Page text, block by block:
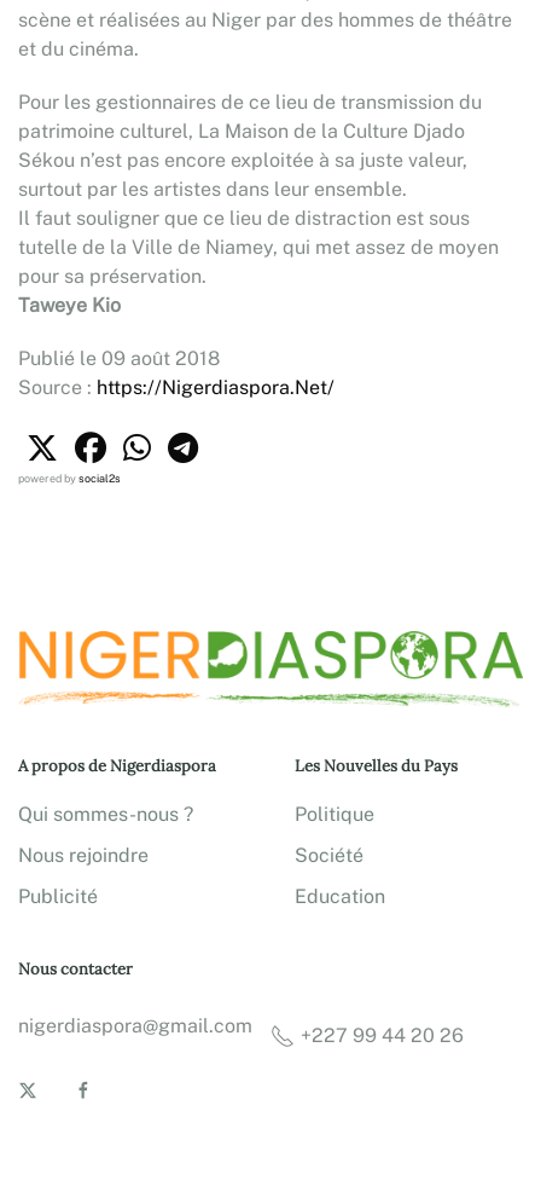
scène et réalisées au Niger par des hommes de théâtre
et du cinéma.
Pour les gestionnaires de ce lieu de transmission du
patrimoine culturel, La Maison de la Culture Djado
Sékou n’est pas encore exploitée à sa juste valeur,
surtout par les artistes dans leur ensemble.
Il faut souligner que ce lieu de distraction est sous
tutelle de la Ville de Niamey, qui met assez de moyen
pour sa préservation.
Taweye Kio
Publié le 09 août 2018
Source : https://Nigerdiaspora.Net/
powered bysocial2s
A propos de Nigerdiaspora
Qui sommes-nous ?
Nous rejoindre
Publicité
Les Nouvelles du Pays
Politique
Société
Education
Nous contacter
nigerdiaspora@gmail.com +227 99 44 20 26